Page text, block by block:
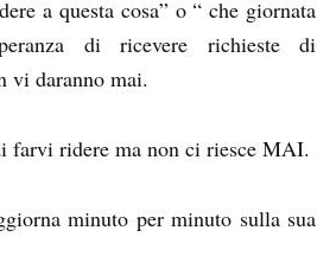
a questa cosa” o “ che giornata
di ricevere richieste di
vi daranno mai.
farvi ridere ma non ci riesce MAI.
minuto per minuto sulla sua